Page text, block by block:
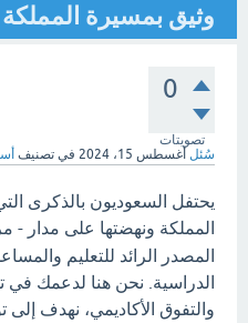
وثيق بمسيرة
0
تصويتات
سُئل أغسطس 15، 2024 في تصنيف
يحتفل السعوديون بالذكرى
المملكة ونهضتها على مدار -
المصدر الرائد للتعليم
الدراسية. نحن هنا لدعمك في
والتفوق الأكاديمي، نهدف إلى